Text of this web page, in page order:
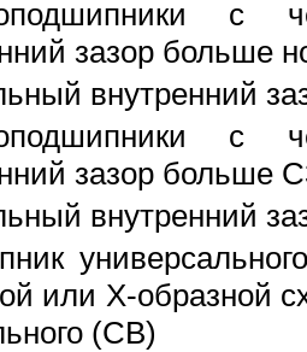
с
зазор больше
внутренний
с
зазор больше
внутренний
или Х-образной
(CB)